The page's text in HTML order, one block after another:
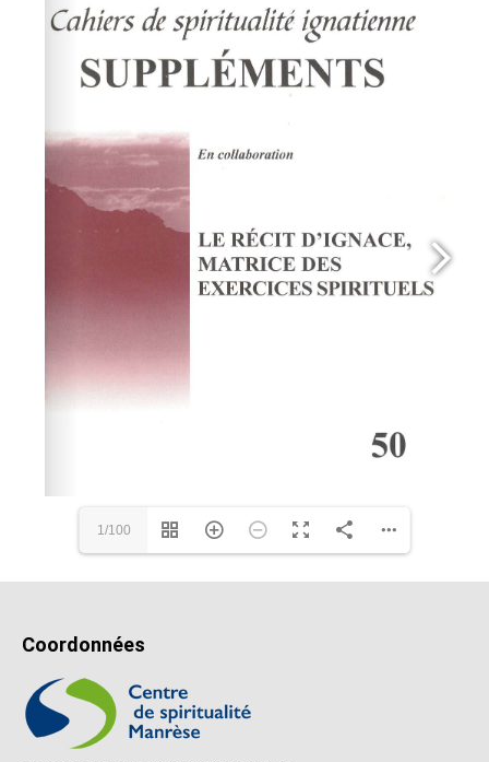
1/100
Coordonnées